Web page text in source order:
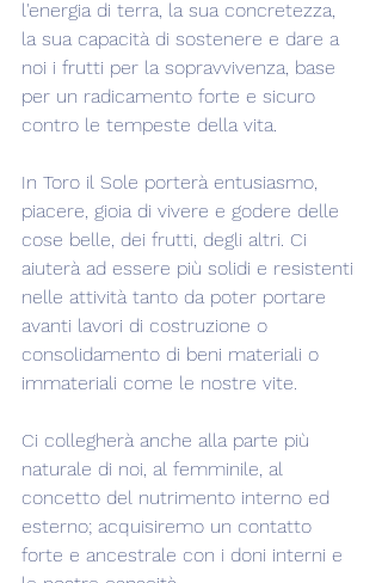
l'energia di terra, la sua concretezza,
la sua capacità di sostenere e dare a
noi i frutti per la sopravvivenza, base
per un radicamento forte e sicuro
contro le tempeste della vita.
In Toro il Sole porterà entusiasmo,
piacere, gioia di vivere e godere delle
cose belle, dei frutti, degli altri. Ci
aiuterà ad essere più solidi e resistenti
nelle attività tanto da poter portare
avanti lavori di costruzione o
consolidamento di beni materiali o
immateriali come le nostre vite.
Ci collegherà anche alla parte più
naturale di noi, al femminile, al
concetto del nutrimento interno ed
esterno; acquisiremo un contatto
forte e ancestrale con i doni interni e